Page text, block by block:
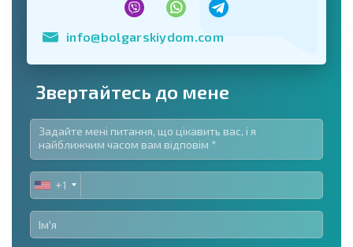
info@bolgarskiydom.com
Звертайтесь до мене
UNITED
STATES
+1
+1